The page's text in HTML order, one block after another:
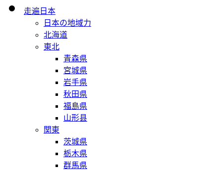
走遍日本
日本の地域力
北海道
東北
青森県
宮城県
岩手県
秋田県
福島県
山形县
関東
茨城県
栃木県
群馬県